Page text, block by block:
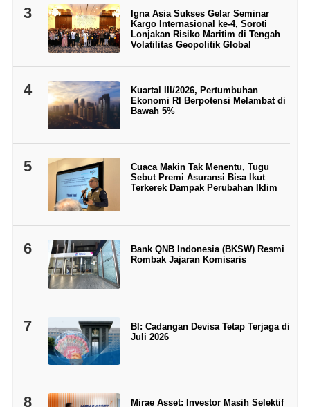
3
Igna Asia Sukses Gelar Seminar
Kargo Internasional ke-4, Soroti
Lonjakan Risiko Maritim di Tengah
Volatilitas Geopolitik Global
4
Kuartal III/2026, Pertumbuhan
Ekonomi RI Berpotensi Melambat di
Bawah 5%
5
Cuaca Makin Tak Menentu, Tugu
Sebut Premi Asuransi Bisa Ikut
Terkerek Dampak Perubahan Iklim
6
Bank QNB Indonesia (BKSW) Resmi
Rombak Jajaran Komisaris
7
BI: Cadangan Devisa Tetap Terjaga di
Juli 2026
8
Mirae Asset: Investor Masih Selektif